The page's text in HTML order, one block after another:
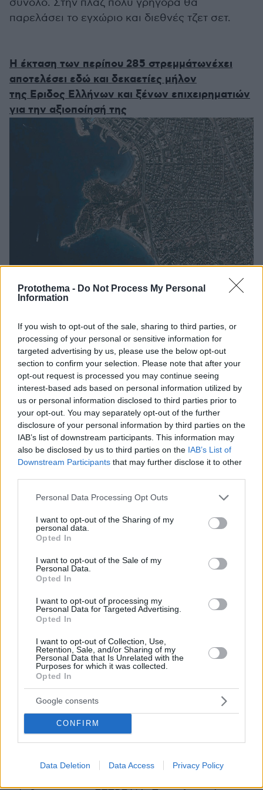
Protothema - Do Not Process My Personal
Information
If you wish to opt-out of the sale, sharing to third parties, or
processing of your personal or sensitive information for
targeted advertising by us, please use the below opt-out
section to confirm your selection. Please note that after your
opt-out request is processed you may continue seeing
interest-based ads based on personal information utilized by
us or personal information disclosed to third parties prior to
your opt-out. You may separately opt-out of the further
disclosure of your personal information by third parties on the
IAB’s list of downstream participants. This information may
also be disclosed by us to third parties on the IAB’s List of
Downstream Participants that may further disclose it to other
Please note that this website/app uses one or more Google
not limited to your visit or usage behaviour. You may click to
grant or deny consent to Google and its third-party tags to
use your data for below specified purposes in below Google
consent section.
Personal Data Processing Opt Outs
I want to opt-out of the Sharing of my
personal data.
Opted In
I want to opt-out of the Sale of my
Personal Data.
Opted In
I want to opt-out of processing my
Personal Data for Targeted Advertising.
Opted In
I want to opt-out of Collection, Use,
Retention, Sale, and/or Sharing of my
Personal Data that Is Unrelated with the
Purposes for which it was collected.
Opted In
Google consents
CONFIRM
Data Deletion Data Access Privacy Policy
σύνολο. Στην πλαζ πολύ γρήγορα θα
παρελάσει το εγχώριο και διεθνές τζετ σετ.
Η έκταση των περίπου 285 στρεμμάτωνέχει
αποτελέσει εδώ και δεκαετίες μήλον
της Εριδος Ελλήνων και ξένων επιχειρηματιών
για την αξιοποίησή της
Ο κλασικός ελληνικός κινηματογράφος θα
χρησιμοποιήσει την παραλία και τις
εγκαταστάσεις της για να γυριστούν εκεί
μερικές από τις πιο σημαντικές ταινίες στην
ιστορία του. Στις αρχές της δεκαετίας του '90 οι
καμπάνες φιλοξενούν «όσους έχουν λεφτά για
να ξοδέψουν», λένε οι θαμώνες τους. Γρήγορα
όμως αποκτούν και τον χαρακτήρα καταφυγίου
για όσους θέλουν να κρατήσουν τις επαφές
επιχειρηματικές συμφωνίες αλλά και αρκετά
κρυφά ροζ ειδύλλια αρχίζουν και τελειώνουν
μέσα σε αυτές.
Το 1999, εν μέσω του χρηματιστηριακού
παροξυσμού, η έκταση στα «Αστέρια» της
Γλυφάδας πέρασε από τη θυγατρική της
Εθνικής Τράπεζας, ΑΞΕ ΑΣΤΗΡ, στην εταιρεία
ΕΣΤΡΕΛΙΑ. Τότε η ΕΣΤΡΕΛΙΑ είχε ανακοινώσει
ένα γιγάντιο πρόγραμμα εντατικής τουριστικής
εκμετάλλευσης που προέβλεπε το χτίσιμο μιας
μεγάλης ξενοδοχειακής μονάδας (850 κλίνες),
δημιουργία πόλης διασκέδασης, δυο διώροφα
συγκροτήματα για συνεδριακό κέντρο και
καζίνο, εστιατόρια, πάρκινγκ 50 στρ. για 1.500
αυτοκίνητα κ.ά. Οπως ήταν επόμενο, το
και η έκταση των 285 στρ. πέρασε στην Εταιρία